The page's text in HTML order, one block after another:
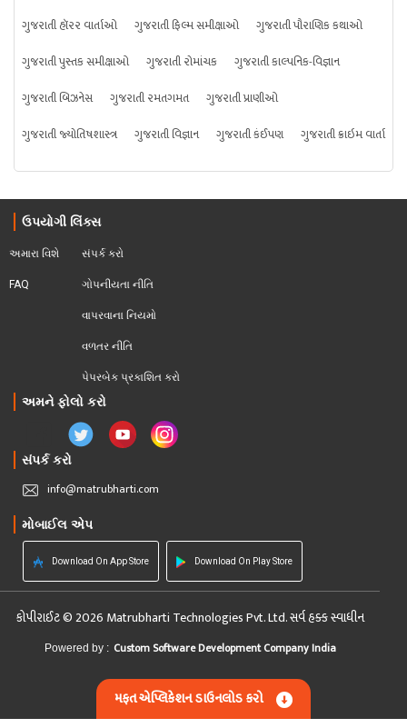
ગુજરાતી હૉરર વાર્તાઓ
ગુજરાતી ફિલ્મ સમીક્ષાઓ
ગુજરાતી પૌરાણિક કથાઓ
ગુજરાતી પુસ્તક સમીક્ષાઓ
ગુજરાતી રોમાંચક
ગુજરાતી કાલ્પનિક-વિજ્ઞાન
ગુજરાતી બિઝનેસ
ગુજરાતી રમતગમત
ગુજરાતી પ્રાણીઓ
ગુજરાતી જ્યોતિષશાસ્ત્ર
ગુજરાતી વિજ્ઞાન ગુજરાતી કંઈપણ ગુજરાતી ક્રાઇમ વાર્તા
ઉપયોગી લિંક્સ
અમારા વિશે
FAQ
સંપર્ક કરો
ગોપનીયતા નીતિ
વાપરવાના નિયમો
વળતર નીતિ
પેપરબેક પ્રકાશિત કરો
અમને ફોલો કરો
સંપર્ક કરો
info@matrubharti.com
મોબાઈલ એપ
Download On App Store Download On Play Store
કોપીરાઈટ © 2026 Matrubharti Technologies Pvt. Ltd. સર્વ હક્ક સ્વાધીન
Powered by : Custom Software Development Company India
મફત એપ્લિકેશન ડાઉનલોડ કરો